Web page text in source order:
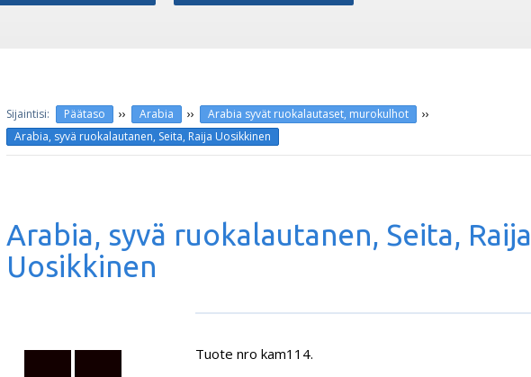
Päätaso ›› Arabia ›› Arabia syvät ruokalautaset, murokulhot ››
Arabia, syvä ruokalautanen, Seita, Raija Uosikkinen
Arabia, syvä ruokalautanen, Seita, Raija
Uosikkinen
Tuote nro kam114.